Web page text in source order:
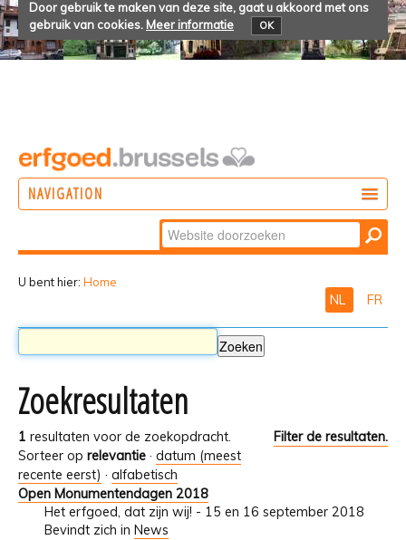
Door gebruik te maken van deze site, gaat u akkoord met ons
gebruik van cookies. Meer informatie OK
NAVIGATION
Zoek
Geavanceerd
U bent hier: Home
NL FR
Zoekresultaten
1 resultaten voor de zoekopdracht.
Filter de resultaten.
Sorteer op relevantie · datum (meest
recente eerst) · alfabetisch
Open Monumentendagen 2018
Het erfgoed, dat zijn wij! - 15 en 16 september 2018
Bevindt zich in News